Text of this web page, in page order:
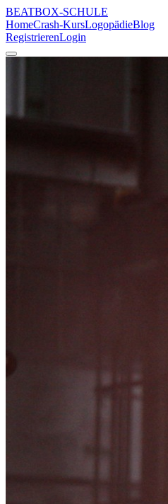
BEATBOX-SCHULE
HomeCrash-KursLogopädieBlog
RegistrierenLogin